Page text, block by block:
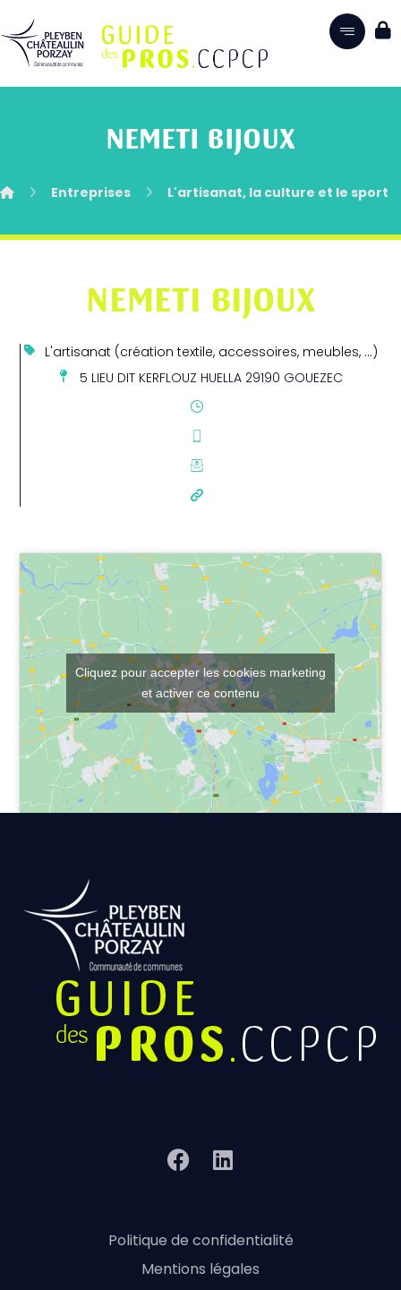
NEMETI BIJOUX
Entreprises L'artisanat, la culture et le sport
NEMETI BIJOUX
L'artisanat (création textile, accessoires, meubles, …)
5 LIEU DIT KERFLOUZ HUELLA 29190 GOUEZEC
Cliquez pour accepter les cookies marketing
et activer ce contenu
Politique de confidentialité
Mentions légales